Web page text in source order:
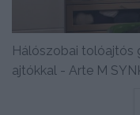
Hálószobai tolóajtós
ajtókkal - Arte M